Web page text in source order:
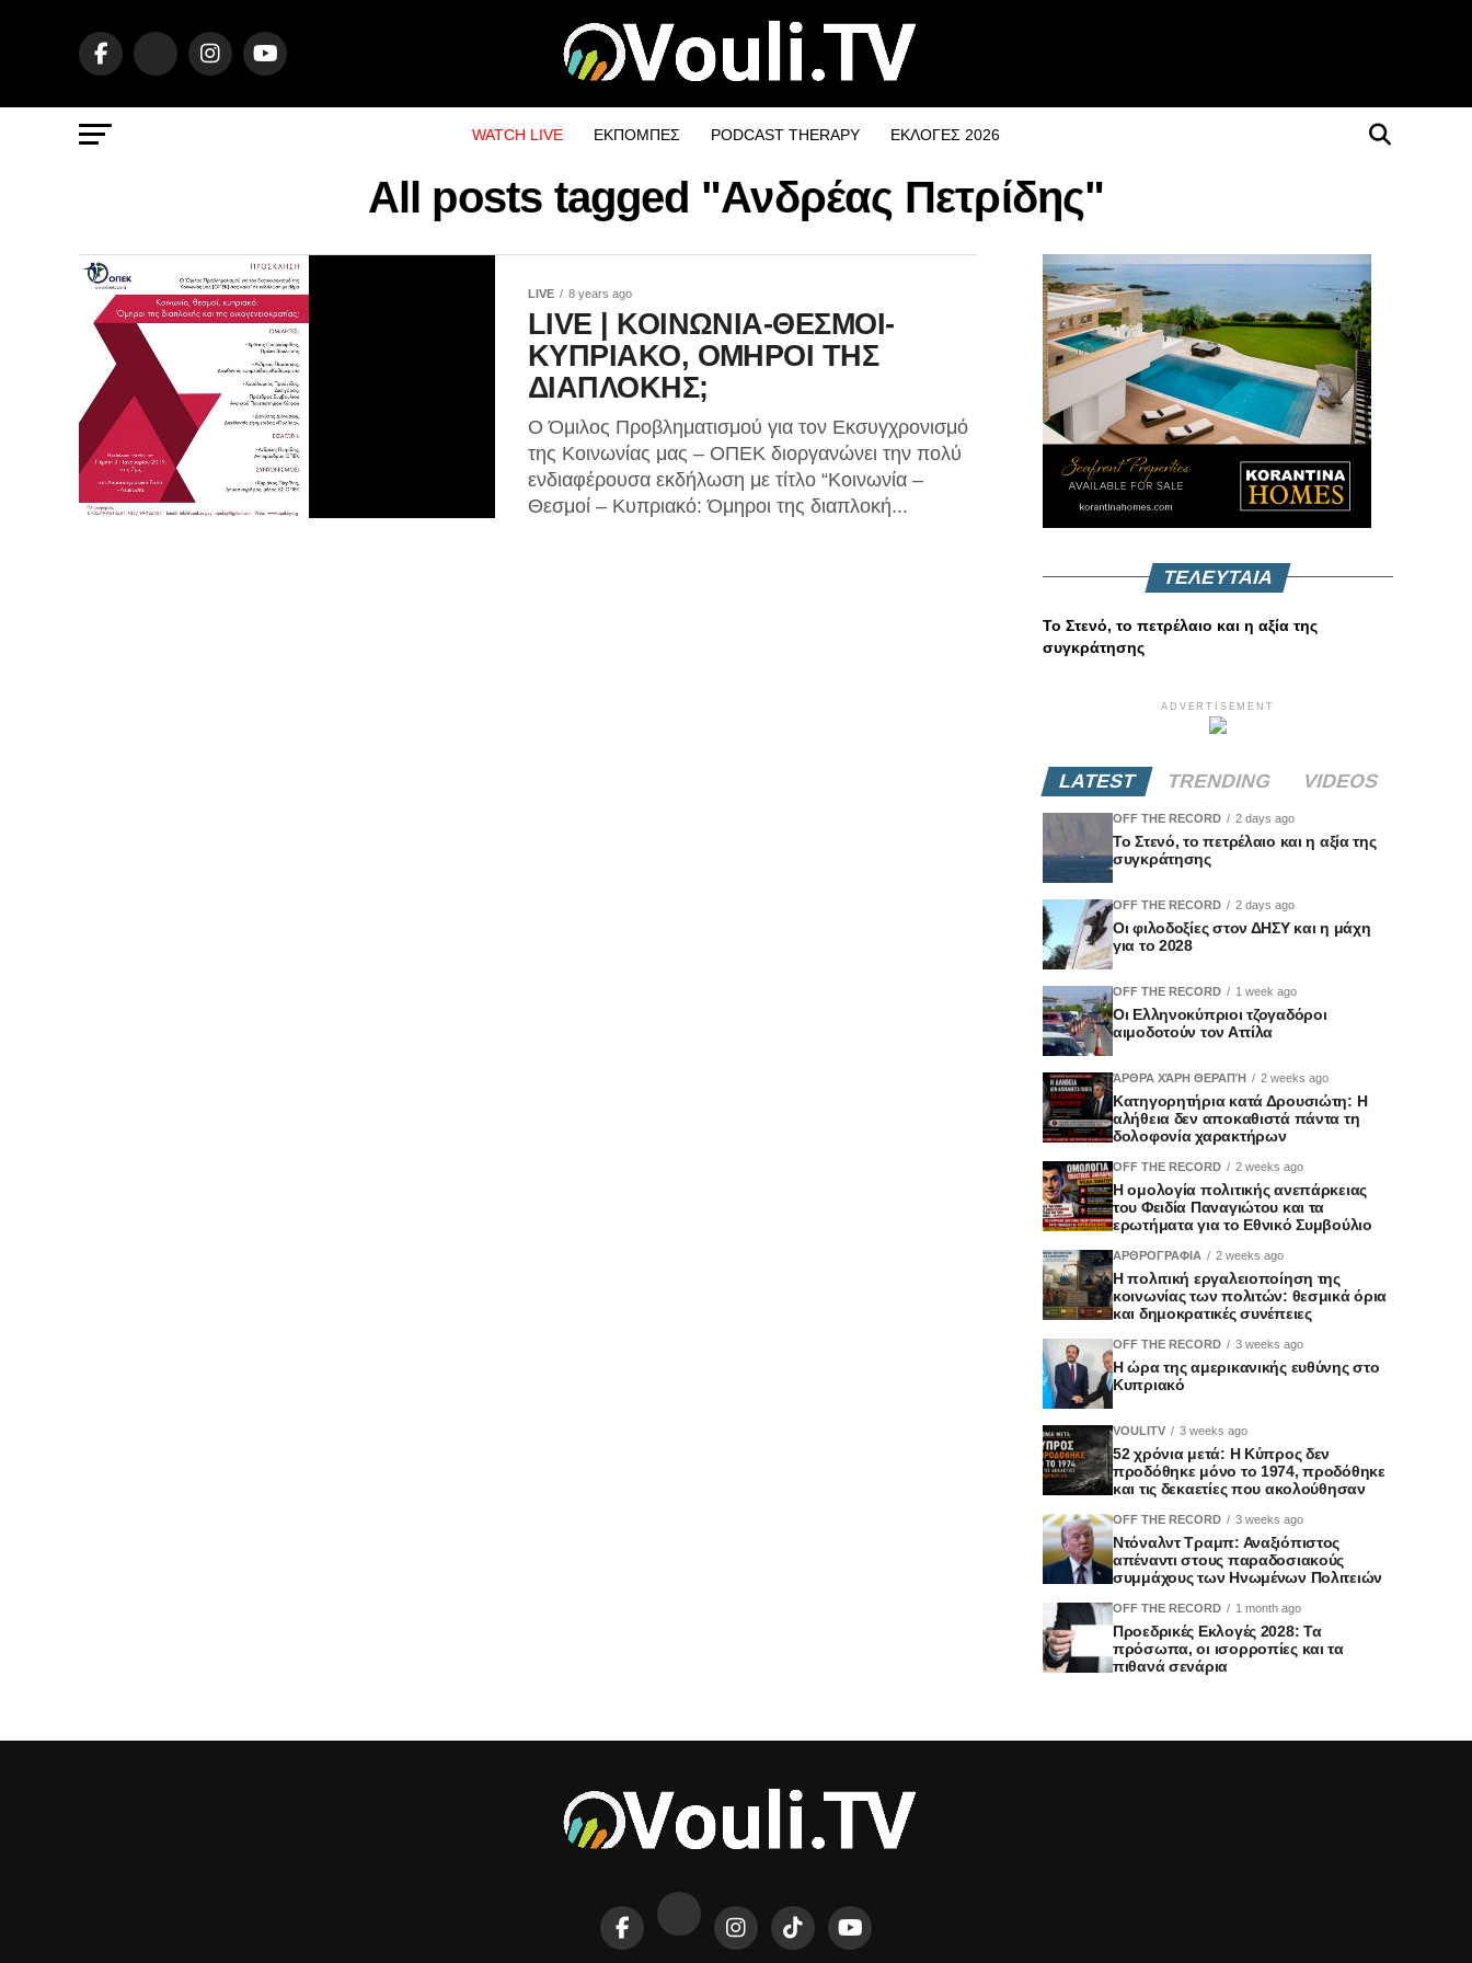
WATCH LIVE ΕΚΠΟΜΠΕΣ PODCAST THERAPY ΕΚΛΟΓΕΣ 2026
All posts tagged "Ανδρέας Πετρίδης"
LIVE 8 years ago
LIVE | ΚΟΙΝΩΝΙΑ-ΘΕΣΜΟΙ-
ΚΥΠΡΙΑΚΟ, ΟΜΗΡΟΙ ΤΗΣ
ΔΙΑΠΛΟΚΗΣ;
Ο Όμιλος Προβληματισμού για τον Εκσυγχρονισμό
της Κοινωνίας μας – ΟΠΕΚ‎ διοργανώνει την πολύ
ενδιαφέρουσα εκδήλωση με τίτλο “Κοινωνία –
Θεσμοί – Κυπριακό: Όμηροι της διαπλοκή...
ΤΕΛΕΥΤΑΙΑ
Το Στενό, το πετρέλαιο και η αξία της
συγκράτησης
ADVERTISEMENT
LATEST TRENDING VIDEOS
OFF THE RECORD 2 days ago
Το Στενό, το πετρέλαιο και η αξία της
συγκράτησης
OFF THE RECORD 2 days ago
Οι φιλοδοξίες στον ΔΗΣΥ και η μάχη
για το 2028
OFF THE RECORD 1 week ago
Οι Ελληνοκύπριοι τζογαδόροι
αιμοδοτούν τον Αττίλα
ΆΡΘΡΑ ΧΆΡΗ ΘΕΡΑΠΉ 2 weeks ago
Κατηγορητήρια κατά Δρουσιώτη: Η
αλήθεια δεν αποκαθιστά πάντα τη
δολοφονία χαρακτήρων
OFF THE RECORD 2 weeks ago
Η ομολογία πολιτικής ανεπάρκειας
του Φειδία Παναγιώτου και τα
ερωτήματα για το Εθνικό Συμβούλιο
ΑΡΘΡΟΓΡΑΦΙΑ 2 weeks ago
Η πολιτική εργαλειοποίηση της
κοινωνίας των πολιτών: θεσμικά όρια
και δημοκρατικές συνέπειες
OFF THE RECORD 3 weeks ago
Η ώρα της αμερικανικής ευθύνης στο
Κυπριακό
VOULITV 3 weeks ago
52 χρόνια μετά: Η Κύπρος δεν
προδόθηκε μόνο το 1974, προδόθηκε
και τις δεκαετίες που ακολούθησαν
OFF THE RECORD 3 weeks ago
Ντόναλντ Τραμπ: Αναξιόπιστος
απέναντι στους παραδοσιακούς
συμμάχους των Ηνωμένων Πολιτειών
OFF THE RECORD 1 month ago
Προεδρικές Εκλογές 2028: Τα
πρόσωπα, οι ισορροπίες και τα
πιθανά σενάρια